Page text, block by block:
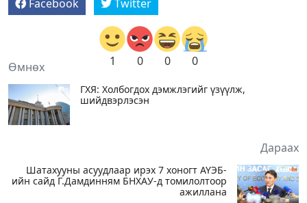
Facebook Twitter
1 0 0 0
Өмнөх
ГХЯ: Холбогдох дэмжлэгийг үзүүлж,
шийдвэрлэсэн
Дараах
Шатахууны асуудлаар ирэх 7 хоногт АҮЭБ-
ийн сайд Г.Дамдинням БНХАУ-д томилолтоор
ажиллана